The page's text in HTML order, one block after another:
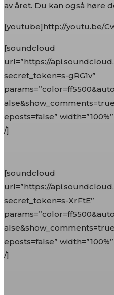
av året. Du kan også høre
[youtube]http://youtu.be/
[soundcloud
url=”https://
secret_token=s-gRG1v”
eposts=false”
/]
[soundcloud
url=”https://
secret_token=s-XrFtE”
eposts=false”
/]